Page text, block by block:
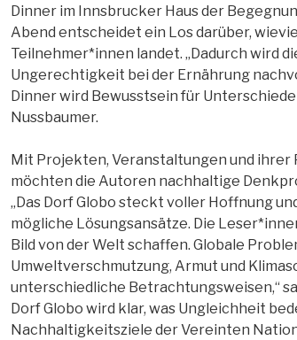
Dinner im Innsbrucker Haus der
Abend entscheidet ein Los darüber,
Teilnehmer*innen landet. „Dadurch wird
Ungerechtigkeit bei der Ernährung
Dinner wird Bewusstsein für
Nussbaumer.
Mit Projekten, Veranstaltungen und
möchten die Autoren nachhaltige
„Das Dorf Globo steckt voller Hoffnung
mögliche Lösungsansätze. Die
Bild von der Welt schaffen. Globale
Umweltverschmutzung, Armut und
unterschiedliche Betrachtungsweisen,“
Dorf Globo wird klar, was Ungleichheit
Nachhaltigkeitsziele der Vereinten